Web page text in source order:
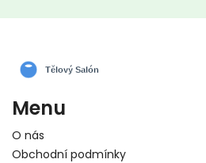
Menu
O nás
Obchodní podmínky